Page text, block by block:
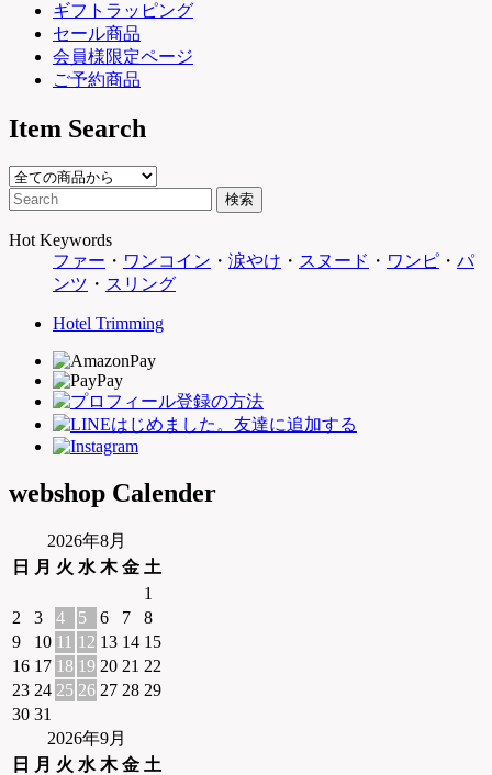
ギフトラッピング
セール商品
会員様限定ページ
ご予約商品
Item Search
Hot Keywords
ファー ・ ワンコイン ・ 涙やけ ・ スヌード ・ ワンピ ・ パ
ンツ ・ スリング
Hotel Trimming
webshop Calender
2026年8月
日
月 火 水 木 金 土
1
2
3 4 5 6 7
8
9
10 11 12 13 14 15
16 17 18 19 20 21 22
23 24 25 26 27 28 29
30 31
2026年9月
日
月 火 水 木 金 土